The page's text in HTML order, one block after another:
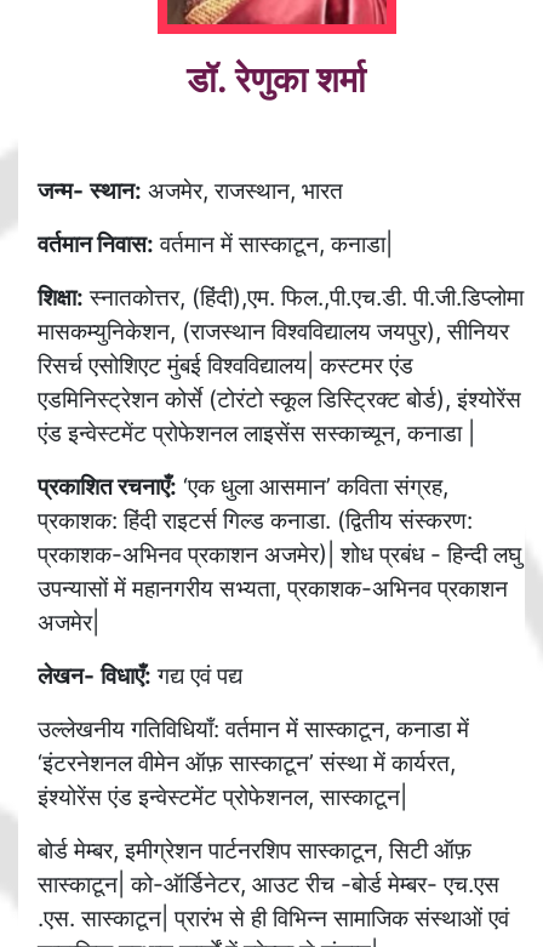
डॉ. रेणुका शर्मा
जन्म- स्थान: अजमेर, राजस्थान, भारत
वर्तमाननिवास: वर्तमान में सास्काटून, कनाडा|
शिक्षा: स्नातकोत्तर, (हिंदी),एम. फिल.,पी.एच.डी. पी.जी.डिप्लोमा
मासकम्युनिकेशन, (राजस्थान विश्वविद्यालय जयपुर), सीनियर
रिसर्च एसोशिएट मुंबई विश्वविद्यालय| कस्टमर एंड
एडमिनिस्ट्रेशन कोर्से (टोरंटो स्कूल डिस्ट्रिक्ट बोर्ड), इंश्योरेंस
एंड इन्वेस्टमेंट प्रोफेशनल लाइसेंस सस्काच्यून, कनाडा |
प्रकाशितरचनाएँ: ‘एक धुला आसमान’ कविता संग्रह,
प्रकाशक: हिंदी राइटर्स गिल्ड कनाडा. (द्वितीय संस्करण:
प्रकाशक-अभिनव प्रकाशन अजमेर)| शोध प्रबंध - हिन्दी लघु
उपन्यासों में महानगरीय सभ्यता, प्रकाशक-अभिनव प्रकाशन
अजमेर|
लेखन- विधाएँ: गद्य एवं पद्य
उल्लेखनीय गतिविधियाँ: वर्तमान में सास्काटून, कनाडा में
‘इंटरनेशनल वीमेन ऑफ़ सास्काटून’ संस्था में कार्यरत,
इंश्योरेंस एंड इन्वेस्टमेंट प्रोफेशनल, सास्काटून|
बोर्ड मेम्बर, इमीग्रेशन पार्टनरशिप सास्काटून, सिटी ऑफ़
सास्काटून| को-ऑर्डिनेटर, आउट रीच -बोर्ड मेम्बर- एच.एस
.एस. सास्काटून| प्रारंभ से ही विभिन्न सामाजिक संस्थाओं एवं